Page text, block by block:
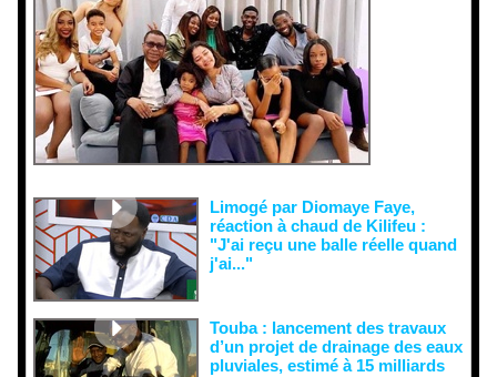
Limogé par Diomaye Faye,
réaction à chaud de Kilifeu :
"J'ai reçu une balle réelle quand
j'ai..."
Touba : lancement des travaux
d’un projet de drainage des eaux
pluviales, estimé à 15 milliards